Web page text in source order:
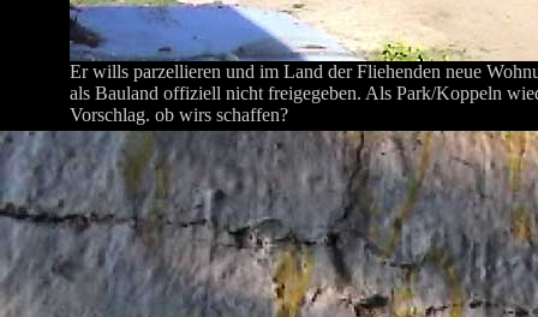
Er wills parzellieren und im Land der Fliehenden neue
als Bauland offiziell nicht freigegeben. Als Park/Koppeln
Vorschlag. ob wirs schaffen?